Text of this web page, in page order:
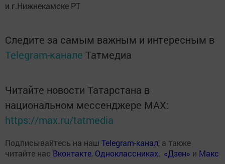
и г.Нижнекамске РТ
Следите за самым важным и интересным в
Telegram-канале Татмедиа
Читайте новости Татарстана в
национальном мессенджере MАХ:
https://max.ru/tatmedia
Подписывайтесь на наш Telegram-канал, а также
читайте нас Вконтакте, Одноклассниках, «Дзен» и Макс